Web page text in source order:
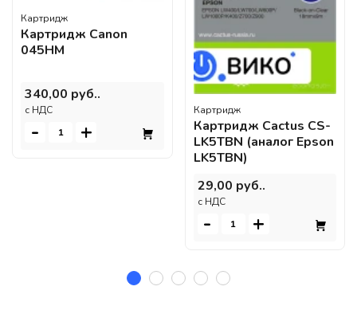
Картридж
Картридж Canon
045HM
340,00 руб..
c НДС
- +
Картридж
Картридж Cactus CS-
LK5TBN (аналог Epson
LK5TBN)
29,00 руб..
c НДС
- +